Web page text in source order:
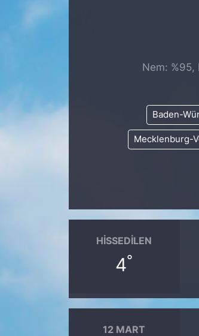
Nem: %95,
Baden-
Mecklenburg-
HISSEDILEN
4°
12 MART